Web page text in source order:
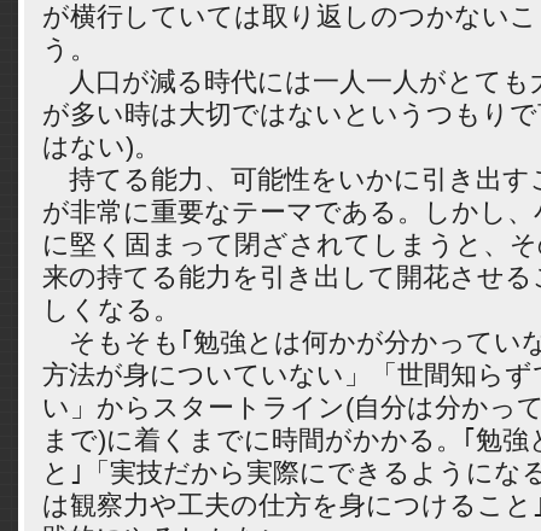
が横行していては取り返しのつかない
う。
人口が減る時代には一人一人がとても
が多い時は大切ではないというつもり
はない)。
持てる能力、可能性をいかに引き出す
が非常に重要なテーマである。しかし、
に堅く固まって閉ざされてしまうと、
来の持てる能力を引き出して開花させ
しくなる。
そもそも｢勉強とは何かが分かってい
方法が身についていない」「世間知ら
い」からスタートライン(自分は分かっ
まで)に着くまでに時間がかかる。｢勉強
と｣「実技だから実際にできるようにな
は観察力や工夫の仕方を身につけるこ